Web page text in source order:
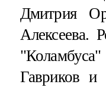
Дмитрия
Алексеева.
Гавриков и